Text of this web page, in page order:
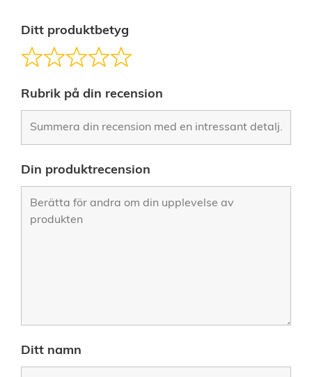
Ditt produktbetyg
Rubrik på din recension
Din produktrecension
Ditt namn